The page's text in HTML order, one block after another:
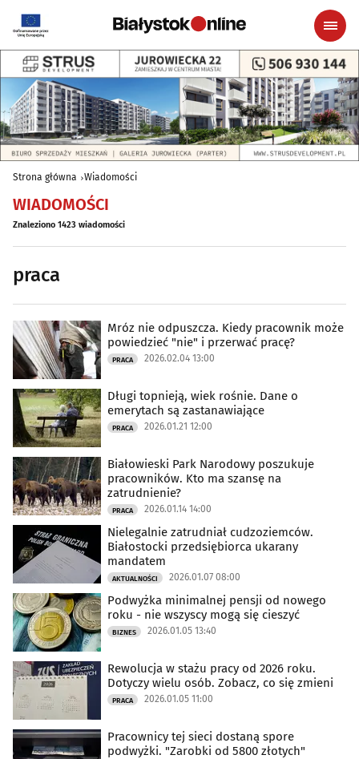
Strona główna Wiadomości
WIADOMOŚCI
Znaleziono 1423 wiadomości
praca
Mróz nie odpuszcza. Kiedy pracownik może
powiedzieć "nie" i przerwać pracę?
PRACA 2026.02.04 13:00
Długi topnieją, wiek rośnie. Dane o
emerytach są zastanawiające
PRACA 2026.01.21 12:00
Białowieski Park Narodowy poszukuje
pracowników. Kto ma szansę na
zatrudnienie?
PRACA 2026.01.14 14:00
Nielegalnie zatrudniał cudzoziemców.
Białostocki przedsiębiorca ukarany
mandatem
AKTUALNOŚCI 2026.01.07 08:00
Podwyżka minimalnej pensji od nowego
roku - nie wszyscy mogą się cieszyć
BIZNES 2026.01.05 13:40
Rewolucja w stażu pracy od 2026 roku.
Dotyczy wielu osób. Zobacz, co się zmieni
PRACA 2026.01.05 11:00
Pracownicy tej sieci dostaną spore
podwyżki. "Zarobki od 5800 złotych"